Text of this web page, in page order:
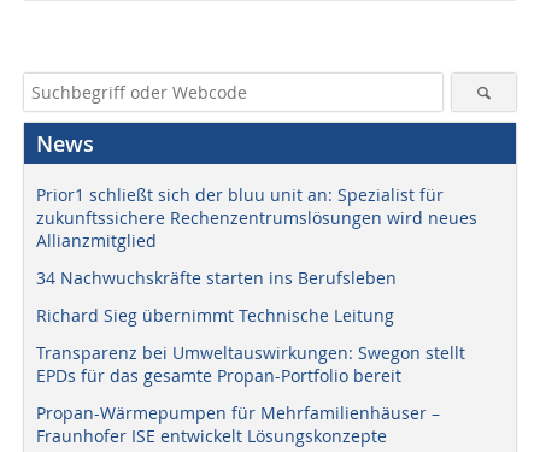
News
Prior1 schließt sich der bluu unit an: Spezialist für
zukunftssichere Rechenzentrumslösungen wird neues
Allianzmitglied
34 Nachwuchskräfte starten ins Berufsleben
Richard Sieg übernimmt Technische Leitung
Transparenz bei Umweltauswirkungen: Swegon stellt
EPDs für das gesamte Propan-Portfolio bereit
Propan-Wärmepumpen für Mehrfamilienhäuser –
Fraunhofer ISE entwickelt Lösungskonzepte